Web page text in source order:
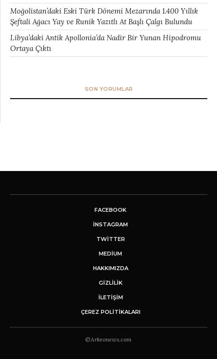
Moğolistan’daki Eski Türk Dönemi Mezarında 1.400 Yıllık
Şeftali Ağacı Yay ve Runik Yazıtlı At Başlı Çalgı Bulundu
Libya’daki Antik Apollonia’da Nadir Bir Yunan Hipodromu
Ortaya Çıktı
SON YORUMLAR
FACEBOOK
INSTAGRAM
TWITTER
MEDIUM
HAKKIMIZDA
GİZLİLİK
İLETIŞIM
ÇEREZ POLITIKALARI
©Arkeonews.com